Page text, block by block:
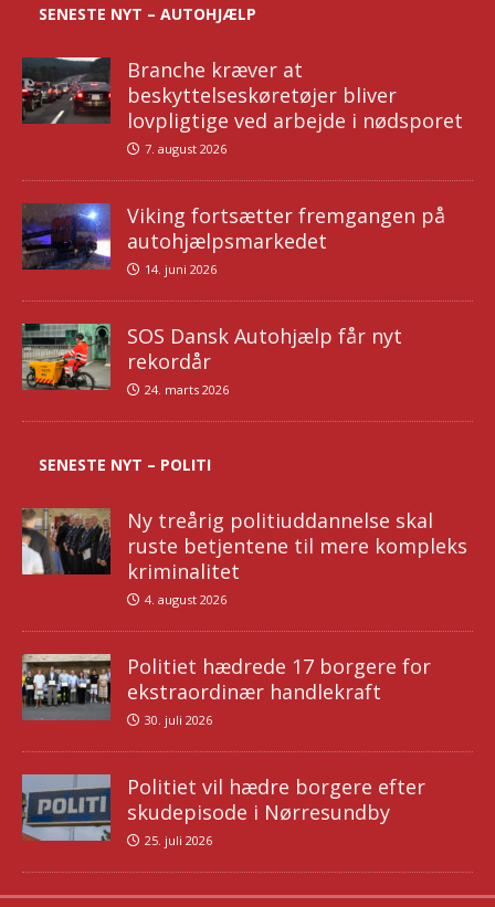
SENESTE NYT – AUTOHJÆLP
Branche kræver at
beskyttelseskøretøjer bliver
lovpligtige ved arbejde i nødsporet
7. august 2026
Viking fortsætter fremgangen på
autohjælpsmarkedet
14. juni 2026
SOS Dansk Autohjælp får nyt
rekordår
24. marts 2026
SENESTE NYT – POLITI
Ny treårig politiuddannelse skal
ruste betjentene til mere kompleks
kriminalitet
4. august 2026
Politiet hædrede 17 borgere for
ekstraordinær handlekraft
30. juli 2026
Politiet vil hædre borgere efter
skudepisode i Nørresundby
25. juli 2026